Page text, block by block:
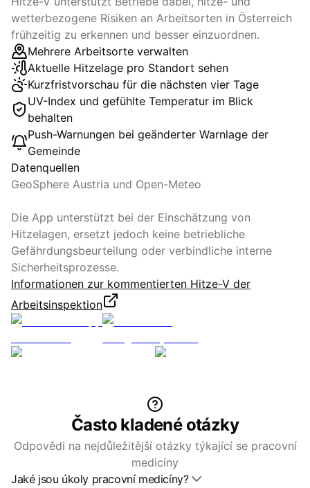
wetterbezogene Risiken an Arbeitsorten in Österreich
frühzeitig zu erkennen und besser einzuordnen.
Mehrere Arbeitsorte verwalten
Aktuelle Hitzelage pro Standort sehen
Kurzfristvorschau für die nächsten vier Tage
UV-Index und gefühlte Temperatur im Blick
behalten
Push-Warnungen bei geänderter Warnlage der
Gemeinde
Datenquellen
GeoSphere Austria und Open-Meteo
Die App unterstützt bei der Einschätzung von
Hitzelagen, ersetzt jedoch keine betriebliche
Gefährdungsbeurteilung oder verbindliche interne
Sicherheitsprozesse.
Informationen zur kommentierten Hitze-V der
Arbeitsinspektion
Často kladené otázky
Odpovědi na nejdůležitější otázky týkající se pracovní
medicíny
Jaké jsou úkoly pracovní medicíny?